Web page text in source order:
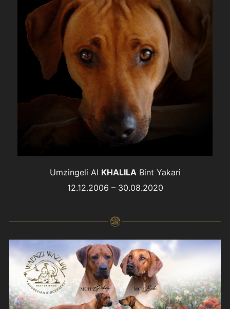
Umzingeli Al KHALILABint Yakari
12.12.2006 – 30.08.2020